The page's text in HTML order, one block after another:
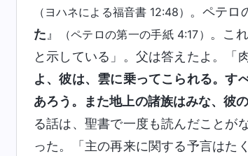
（ヨハネによる福音書 12:48） 。ペテロ
た 』 （ペテロの第一の手紙 4:17） 。こ
と示している」。父は答えたよ。
よ、彼は、雲に乗ってこられる。す
あろう。また地上の諸族はみな、彼
る話は、聖書で一度も読んだことが
った。「主の再来に関する予言はた